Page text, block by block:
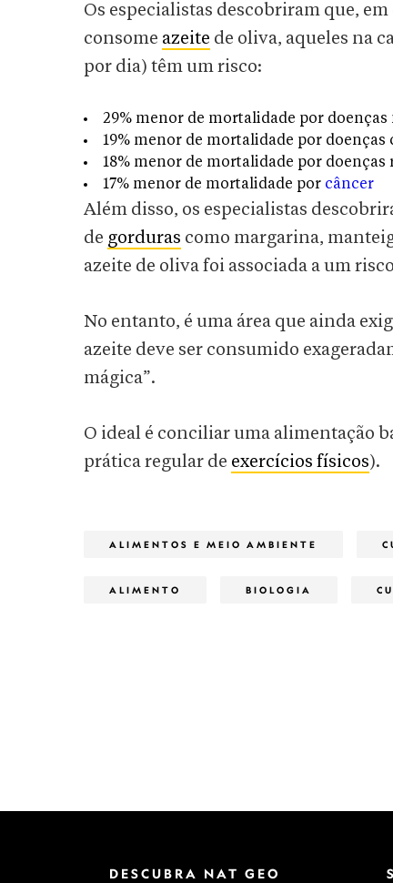
Os especialistas descobriram que,
consome azeite de oliva, aqueles na
por dia) têm um risco:
29% menor de mortalidade por
19% menor de mortalidade por doenças
18% menor de mortalidade por doenças
17% menor de mortalidade por câncer
Além disso, os especialistas
de gorduras como margarina,
azeite de oliva foi associada a um
No entanto, é uma área que ainda
azeite deve ser consumido
mágica”.
O ideal é conciliar uma alimentação
prática regular de exercícios físicos).
ALIMENTOS E MEIO AMBIENTE
ALIMENTO BIOLOGIA
DESCUBRA NAT GEO